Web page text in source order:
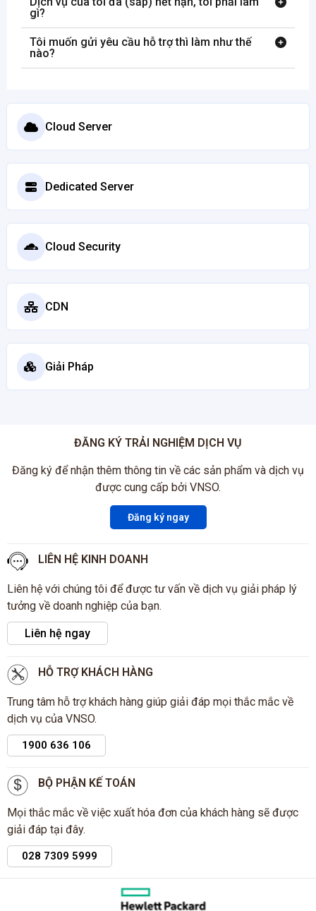
gì?
Tôi muốn gửi yêu cầu hỗ trợ thì làm như thế
nào?
Cloud Server
Dedicated Server
Cloud Security
CDN
Giải Pháp
ĐĂNG KÝ TRẢI NGHIỆM DỊCH VỤ
Đăng ký để nhận thêm thông tin về các sản phẩm và dịch vụ
được cung cấp bởi VNSO.
Đăng ký ngay
LIÊN HỆ KINH DOANH
Liên hệ với chúng tôi để được tư vấn về dịch vụ giải pháp lý
tưởng về doanh nghiệp của bạn.
Liên hệ ngay
HỖ TRỢ KHÁCH HÀNG
Trung tâm hỗ trợ khách hàng giúp giải đáp mọi thắc mắc về
dịch vụ của VNSO.
1900 636 106
BỘ PHẬN KẾ TOÁN
Mọi thắc mắc về việc xuất hóa đơn của khách hàng sẽ được
giải đáp tại đây.
028 7309 5999